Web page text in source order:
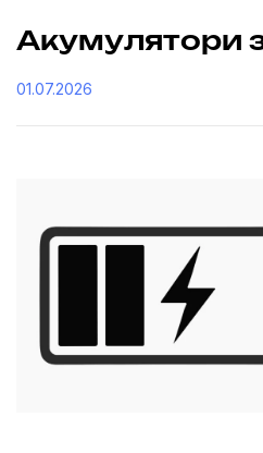
Акумулятори
01.07.2026